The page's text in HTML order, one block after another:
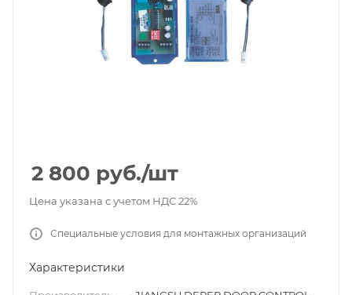
2 800 руб./шт
Цена указана с учетом НДС 22%
Специальные условия для монтажных организаций
Характеристики